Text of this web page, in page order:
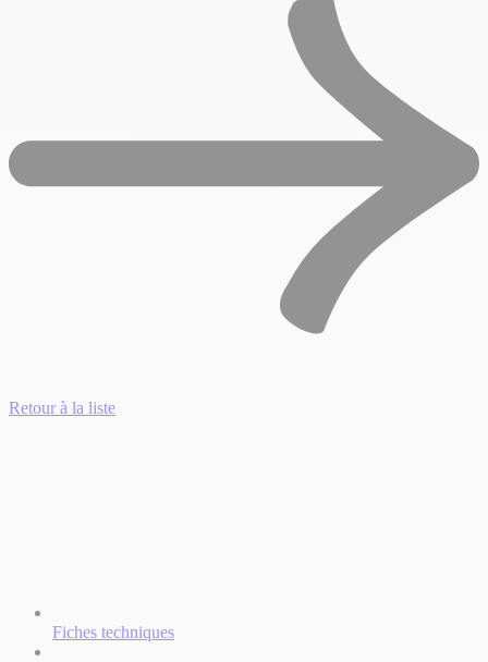
Retour à la liste
Fiches techniques